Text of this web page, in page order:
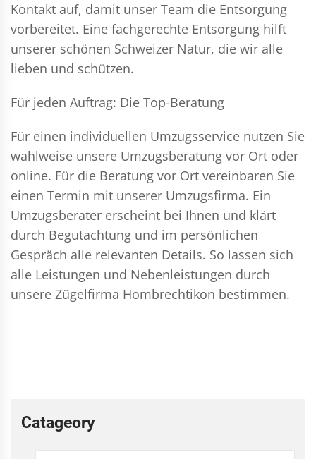
Kontakt auf, damit unser Team die Entsorgung
vorbereitet. Eine fachgerechte Entsorgung hilft
unserer schönen Schweizer Natur, die wir alle
lieben und schützen.
Für jeden Auftrag: Die Top-Beratung
Für einen individuellen Umzugsservice nutzen Sie
wahlweise unsere Umzugsberatung vor Ort oder
online. Für die Beratung vor Ort vereinbaren Sie
einen Termin mit unserer Umzugsfirma. Ein
Umzugsberater erscheint bei Ihnen und klärt
durch Begutachtung und im persönlichen
Gespräch alle relevanten Details. So lassen sich
alle Leistungen und Nebenleistungen durch
unsere Zügelfirma Hombrechtikon bestimmen.
Catageory